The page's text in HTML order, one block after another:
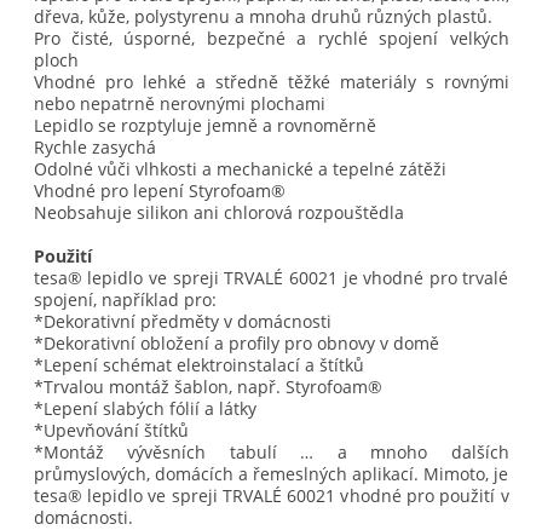
dřeva, kůže, polystyrenu a mnoha druhů různých plastů.
Pro čisté, úsporné, bezpečné a rychlé spojení velkých
ploch
Vhodné pro lehké a středně těžké materiály s rovnými
nebo nepatrně nerovnými plochami
Lepidlo se rozptyluje jemně a rovnoměrně
Rychle zasychá
Odolné vůči vlhkosti a mechanické a tepelné zátěži
Vhodné pro lepení Styrofoam®
Neobsahuje silikon ani chlorová rozpouštědla
Použití
tesa® lepidlo ve spreji TRVALÉ 60021 je vhodné pro trvalé
spojení, například pro:
*Dekorativní předměty v domácnosti
*Dekorativní obložení a profily pro obnovy v domě
*Lepení schémat elektroinstalací a štítků
*Trvalou montáž šablon, např. Styrofoam®
*Lepení slabých fólií a látky
*Upevňování štítků
*Montáž vývěsních tabulí … a mnoho dalších
průmyslových, domácích a řemeslných aplikací. Mimoto, je
tesa® lepidlo ve spreji TRVALÉ 60021 vhodné pro použití v
domácnosti.